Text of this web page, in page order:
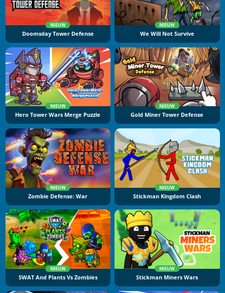
NIEUW
Doomsday Tower Defense
NIEUW
We Will Not Survive
NIEUW
Hero Tower Wars Merge Puzzle
NIEUW
Gold Miner Tower Defense
NIEUW
Zombie Defense: War
NIEUW
Stickman Kingdom Clash
NIEUW
SWAT And Plants Vs Zombies
NIEUW
Stickman Miners Wars